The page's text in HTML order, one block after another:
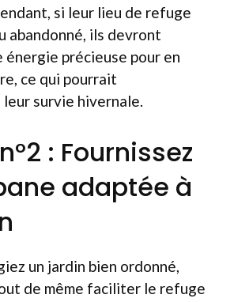
si leur lieu de refuge
abandonné, ils devront
énergie précieuse pour en
ce qui pourrait
survie hivernale.
: Fournissez
adaptée à
un jardin bien ordonné,
de même faciliter le refuge